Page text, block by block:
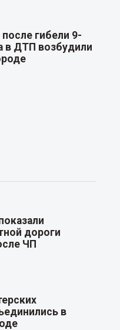
гибели 9-
в ДТП возбудили
дороги
ЧП
в